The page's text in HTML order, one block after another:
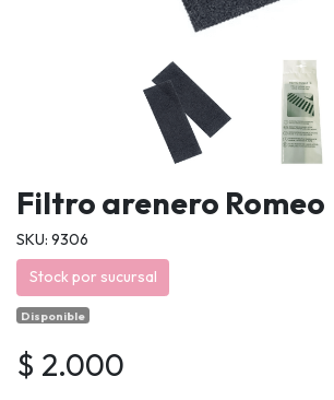
Filtro arenero Romeo
SKU: 9306
Stock por sucursal
Disponible
$ 2.000